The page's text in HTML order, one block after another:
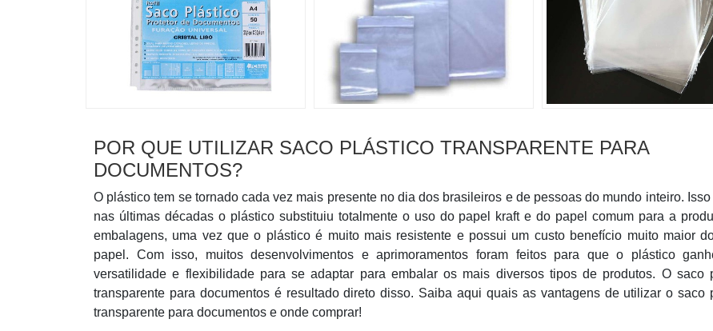
POR QUE UTILIZAR SACO PLÁSTICO TRANSPARENTE PARA
DOCUMENTOS?
O plástico tem se tornado cada vez mais presente no dia dos brasileiros e de pessoas do mundo inteiro.
nas últimas décadas o plástico substituiu totalmente o uso do papel kraft e do papel comum para a
embalagens, uma vez que o plástico é muito mais resistente e possui um custo benefício muito maior
papel. Com isso, muitos desenvolvimentos e aprimoramentos foram feitos para que o plástico
versatilidade e flexibilidade para se adaptar para embalar os mais diversos tipos de produtos. O saco
transparente para documentos é resultado direto disso. Saiba aqui quais as vantagens de utilizar o saco
transparente para documentos e onde comprar!